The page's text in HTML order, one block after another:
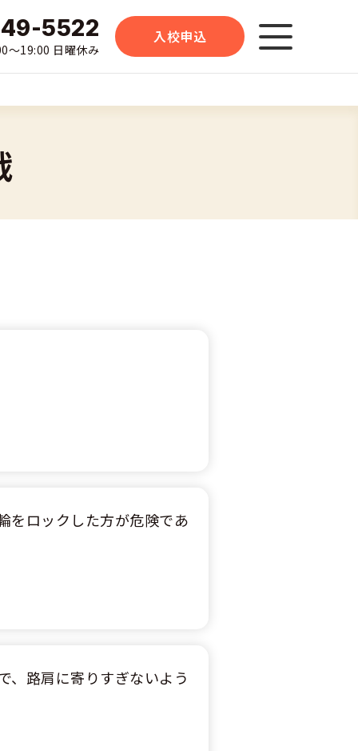
5522
〜19:00 日曜休み
入校申込
をロックした方が危険であ
、路肩に寄りすぎないよう